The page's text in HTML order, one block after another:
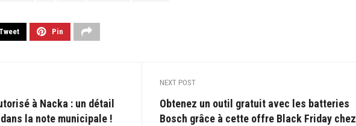
Tweet Pin
à Nacka : un détail
la note municipale !
NEXT POST
Obtenez un outil gratuit avec les batteries
Bosch grâce à cette offre Black Friday chez